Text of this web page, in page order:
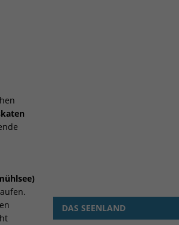
DAS SEENLAND
Website.
diese Website
Anzeigen und
Sie können
weitere
auswählen.